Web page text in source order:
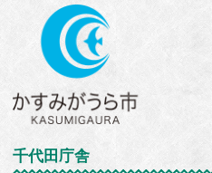
千代田庁舎